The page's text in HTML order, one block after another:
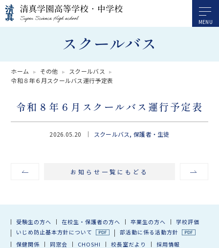
スクールバス
ホーム その他
スクールバス
令和８年６月スクールバス運行予定表
令和８年６月スクールバス運行予定表
2026.05.20 スクールバス 保護者・生徒
お知らせ一覧にもどる
受験生の方へ 在校生・保護者の方へ 卒業生の方へ
学校評価
いじめ防止基本方針について
部活動に係る活動方針
保健関係
同窓会 CHOSHI 校長室だより
採用情報